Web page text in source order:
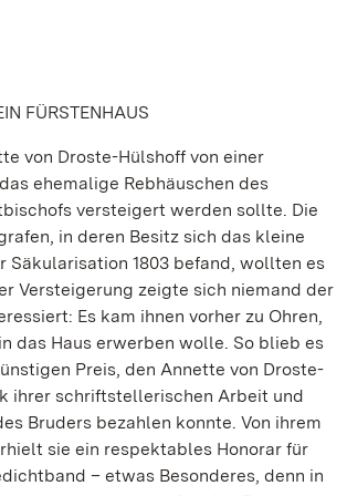
FÜRSTENHAUS
von Droste-Hülshoff von einer
ehemalige Rebhäuschen des
versteigert werden sollte. Die
in deren Besitz sich das kleine
Säkularisation 1803 befand, wollten es
Versteigerung zeigte sich niemand der
Es kam ihnen vorher zu Ohren,
das Haus erwerben wolle. So blieb es
Preis, den Annette von Droste-
ihrer schriftstellerischen Arbeit und
Bruders bezahlen konnte. Von ihrem
sie ein respektables Honorar für
– etwas Besonderes, denn in